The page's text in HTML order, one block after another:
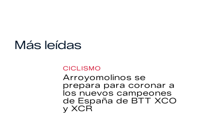
Más leídas
CICLISMO
Arroyomolinos se
prepara para coronar a
los nuevos campeones
de España de BTT XCO
y XCR